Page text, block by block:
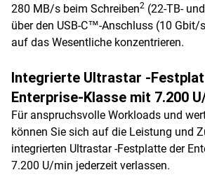
280 MB/s beim Schreiben2 (22-TB-
über den USB-C™-Anschluss (10 Gbit/
auf das Wesentliche konzentrieren.
Integrierte Ultrastar -
Enterprise-Klasse mit 7.200
Für anspruchsvolle Workloads und
können Sie sich auf die Leistung und
integrierten Ultrastar -Festplatte der
7.200 U/min jederzeit verlassen.